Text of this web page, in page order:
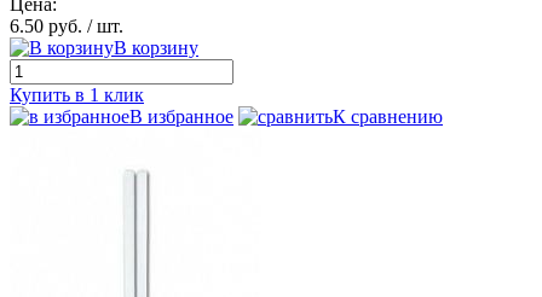
6.50 руб. / шт.
В корзину
Купить в 1 клик
В избранное
К сравнению